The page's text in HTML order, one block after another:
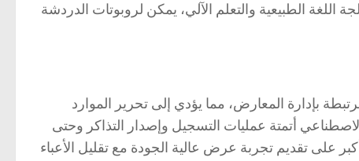
الطبيعية والتعلم الآلي، يمكن لروبوتات الدردشة
بإدارة المعارض، مما يؤدي إلى تحرير الموارد
أتمتة عمليات التسجيل وإصدار التذاكر وحتى
على تقديم تجربة عرض عالية الجودة مع تقليل الأعباء